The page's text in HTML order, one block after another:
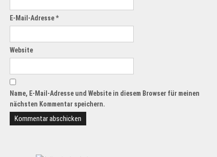
E-Mail-Adresse*
Website
Name, E-Mail-Adresse und Website in diesem Browser für meinen
nächsten Kommentar speichern.